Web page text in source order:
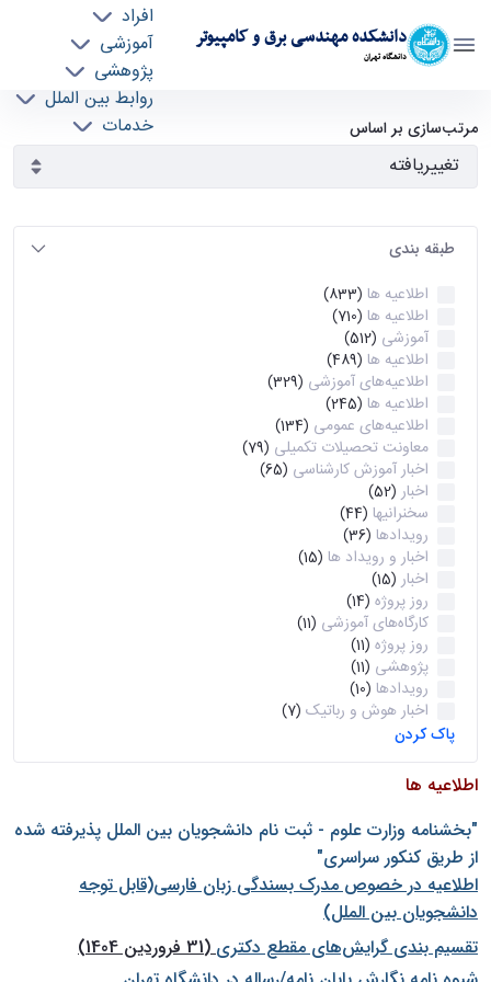
دانشکده مهندسی برق و کامپیوتر
دانشگاه تهران
افراد
آموزشی
پژوهشی
روابط بین الملل
خدمات
آرشیو اطلاعیه ها - ece- دانشکده مهندسی برق و
کامپیوتر
مرتب‌سازی بر اساس
طبقه بندی
اطلاعیه ها (833)
اطلاعیه ها (710)
آموزشی (512)
اطلاعیه ها (489)
اطلاعیه‌های‌ آموزشی (329)
اطلاعیه ها (245)
اطلاعیه‌های عمومی (134)
معاونت تحصیلات تکمیلی (79)
اخبار آموزش کارشناسی (65)
اخبار (52)
سخنرانیها (44)
رویدادها (36)
اخبار و رویداد ها (15)
اخبار (15)
روز پروژه (14)
کارگاه‌های آموزشی (11)
روز پروژه (11)
پژوهشی (11)
رویدادها (10)
اخبار هوش و رباتیک (7)
پاک کردن
اطلاعیه ها
"بخشنامه وزارت علوم - ثبت نام دانشجويان بين الملل پذيرفته شده
از طريق كنكور سراسری"
اطلاعیه در خصوص مدرک بسندگی زبان فارسی(قابل توجه
دانشجویان بین الملل)
تقسیم بندی گرایش‌های مقطع دکتری(31 فروردین 1404)